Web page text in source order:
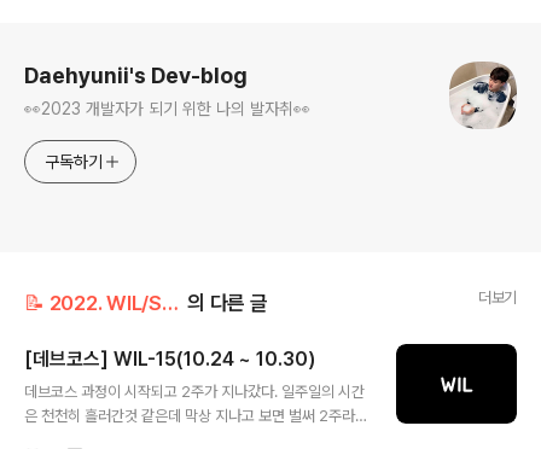
Daehyunii's Dev-blog
👀2023 개발자가 되기 위한 나의 발자취👀
구독하기
📝 2022. WIL/September, October (데브코스) 의 다른 글 더보기
[데브코스] WIL-15(10.24 ~ 10.30)
데브코스 과정이 시작되고 2주가 지나갔다. 일주일의 시간
은 천천히 흘러간것 같은데 막상 지나고 보면 벌써 2주라